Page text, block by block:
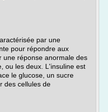
par une
pour répondre aux
une réponse anormale des
ou les deux. L'insuline est
le glucose, un sucre
des cellules de